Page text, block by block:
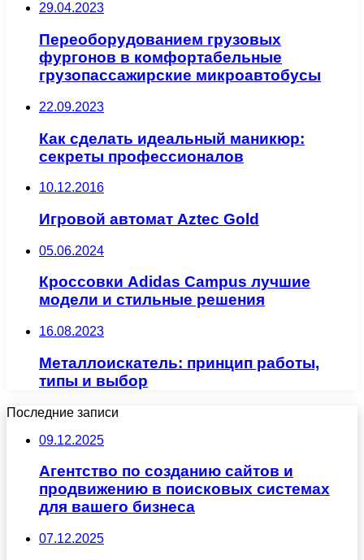
29.04.2023
Переоборудованием грузовых
фургонов в комфортабельные
грузопассажирские микроавтобусы
22.09.2023
Как сделать идеальный маникюр:
секреты профессионалов
10.12.2016
Игровой автомат Aztec Gold
05.06.2024
Кроссовки Adidas Campus лучшие
модели и стильные решения
16.08.2023
Металлоискатель: принцип работы,
типы и выбор
Последние записи
09.12.2025
Агентство по созданию сайтов и
продвижению в поисковых системах
для вашего бизнеса
07.12.2025